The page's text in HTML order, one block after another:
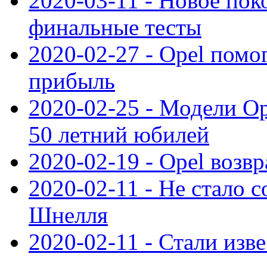
финальные тесты
2020-02-27 - Opel
прибыль
2020-02-25 - Модели
50 летний юбилей
2020-02-19 - Opel
2020-02-11 - Не стало
Шнелля
2020-02-11 - Стали